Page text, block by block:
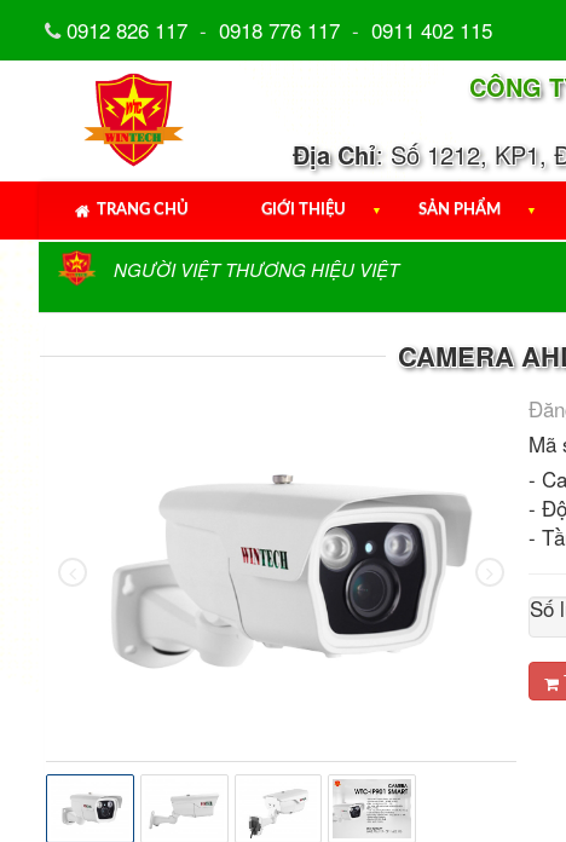
0912 826 117 - 0918 776 117 - 0911 402 115
CÔNG
Địa Chỉ: Số 1212, KP1,
TRANG CHỦ GIỚI THIỆU ▼ SẢN PHẨM ▼
NGƯỜI VIỆT THƯƠNG HIỆU VIỆT
CAMERA
Mã
-
-
-
Số